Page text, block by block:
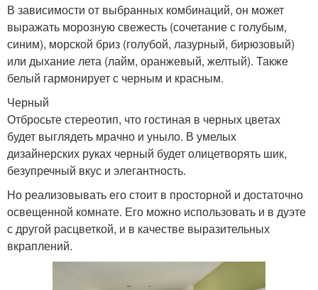
В зависимости от выбранных комбинаций, он может
выражать морозную свежесть (сочетание с голубым,
синим), морской бриз (голубой, лазурный, бирюзовый)
или дыхание лета (лайм, оранжевый, желтый). Также
белый гармонирует с черным и красным.
Черный
Отбросьте стереотип, что гостиная в черных цветах
будет выглядеть мрачно и уныло. В умелых
дизайнерских руках черный будет олицетворять шик,
безупречный вкус и элегантность.
Но реализовывать его стоит в просторной и достаточно
освещенной комнате. Его можно использовать и в дуэте
с другой расцветкой, и в качестве выразительных
вкраплений.